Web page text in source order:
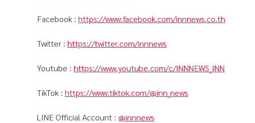
Facebook : https://www.facebook.com/innnews.co.th
Twitter : https://twitter.com/innnews
Youtube : https://www.youtube.com/c/INNNEWS_INN
TikTok : https://www.tiktok.com/@inn_news
LINE Official Account : @innnews